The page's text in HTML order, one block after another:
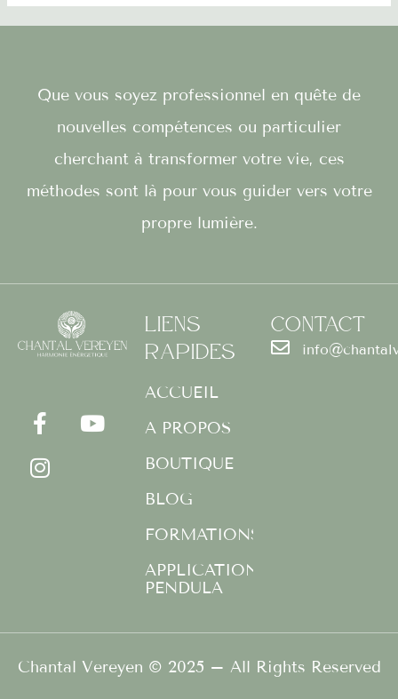
Que vous soyez professionnel en quête de
nouvelles compétences ou particulier
cherchant à transformer votre vie, ces
méthodes sont là pour vous guider vers votre
propre lumière.
c
e
b
o
u
t
s
t
a
g
Liens
Rapides
ACCUEIL
A PROPOS
BOUTIQUE
BLOG
FORMATIONS
APPLICATION
PENDULA
Contact
Chantal Vereyen © 2025 – All Rights Reserved